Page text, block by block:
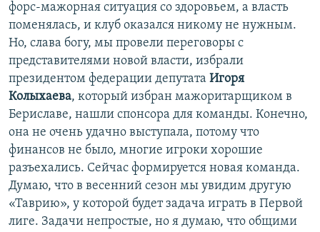
форс-мажорная ситуация со здоровьем, а власть
поменялась, и клуб оказался никому не нужным.
Но, слава богу, мы провели переговоры с
представителями новой власти, избрали
президентом федерации депутата Игоря
Колыхаева, который избран мажоритарщиком в
Бериславе, нашли спонсора для команды. Конечно,
она не очень удачно выступала, потому что
финансов не было, многие игроки хорошие
разъехались. Сейчас формируется новая команда.
Думаю, что в весенний сезон мы увидим другую
«Таврию», у которой будет задача играть в Первой
лиге. Задачи непростые, но я думаю, что общими